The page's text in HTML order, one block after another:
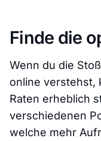
Finde die
Wenn du die
online verstehst,
Raten erheblich
verschiedenen
welche mehr